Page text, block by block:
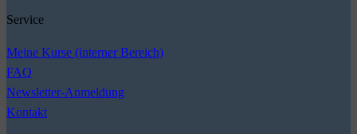
Service
Meine Kurse (interner Bereich)
FAQ
Newsletter-Anmeldung
Kontakt